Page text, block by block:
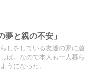
夢と親の不安」
しをしている友達の家に遊
ば。なので本人も一人暮ら
うになった。